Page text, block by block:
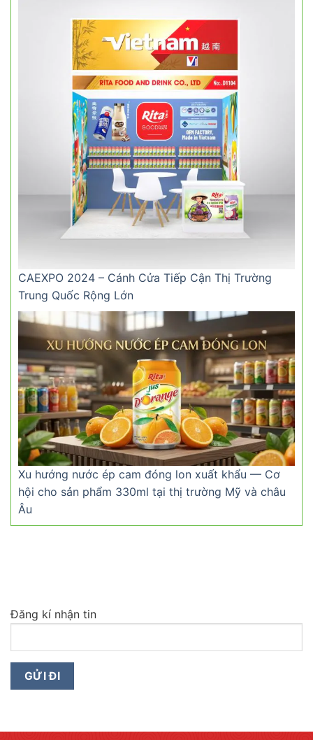
CAEXPO 2024 – Cánh Cửa Tiếp Cận Thị Trường
Trung Quốc Rộng Lớn
Xu hướng nước ép cam đóng lon xuất khẩu — Cơ
hội cho sản phẩm 330ml tại thị trường Mỹ và châu
Âu
Đăng kí nhận tin